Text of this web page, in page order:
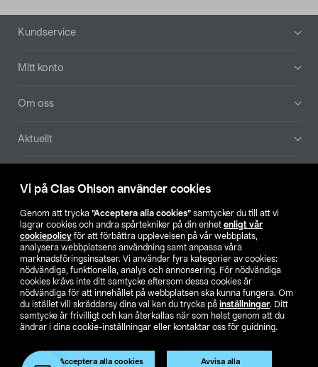
Vi på Clas Ohlson använder cookies
Genom att trycka ”Acceptera alla cookies” samtycker du till att vi
lagrar cookies och andra spårtekniker på din enhet enligt vår
cookiepolicy för att förbättra upplevelsen på vår webbplats,
analysera webbplatsens användning samt anpassa våra
marknadsföringsinsatser. Vi använder fyra kategorier av cookies:
nödvändiga, funktionella, analys och annonsering. För nödvändiga
cookies krävs inte ditt samtycke eftersom dessa cookies är
nödvändiga för att innehållet på webbplatsen ska kunna fungera. Om
du istället vill skräddarsy dina val kan du trycka på inställningar. Ditt
samtycke är frivilligt och kan återkallas när som helst genom att du
ändrar i dina cookie-inställningar eller kontaktar oss för guidning.
Acceptera alla cookies Avvisa alla
Produkten har utgått
Sidfot
Kundservice
Mitt konto
Om oss
Aktuellt
Hitta butik
SE NO FI
Ändra till priser exklusive moms